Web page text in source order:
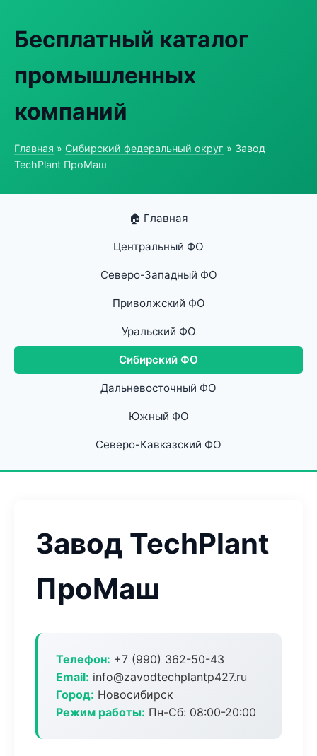
Бесплатный каталог
промышленных
компаний
Главная » Сибирский федеральный округ » Завод
TechPlant ПроМаш
🏠 Главная
Центральный ФО
Северо-Западный ФО
Приволжский ФО
Уральский ФО
Сибирский ФО
Дальневосточный ФО
Южный ФО
Северо-Кавказский ФО
Завод TechPlant
ПроМаш
Телефон: +7 (990) 362-50-43
Email: info@zavodtechplantp427.ru
Город: Новосибирск
Режим работы: Пн-Сб: 08:00-20:00